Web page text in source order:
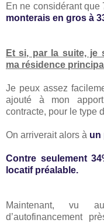
En ne considérant que
monterais en gros à
Et si, par la suite, je
ma résidence
Je peux assez
ajouté à mon
contracte, pour le type
On arriverait alors à un
Contre seulement
locatif préalable.
Maintenant, vu
d’autofinancement